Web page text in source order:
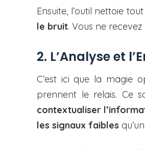
Ensuite, l’outil nettoie
le bruit. Vous ne
2. L’Analyse et
C’est ici que la magie
prennent le relais. Ce
contextualiser
les signaux faibles